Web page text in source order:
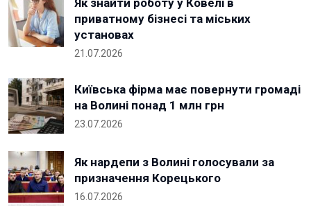
приватному бізнесі та міських
установах
21.07.2026
Київська фірма має повернути громаді
на Волині понад 1 млн грн
23.07.2026
Як нардепи з Волині голосували за
призначення Корецького
16.07.2026